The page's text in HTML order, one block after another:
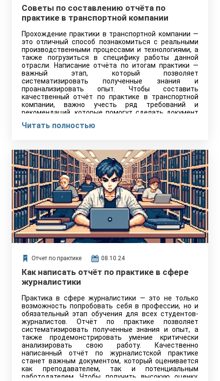
Советы по составлению отчёта по
практике в транспортной компании
Прохождение практики в транспортной компании —
это отличный способ познакомиться с реальными
производственными процессами и технологиями, а
также погрузиться в специфику работы данной
отрасли. Написание отчёта по итогам практики —
важный этап, который позволяет
систематизировать полученные знания и
проанализировать опыт. Чтобы составить
качественный отчёт по практике в транспортной
компании, важно учесть ряд требований и
рекомендаций, которые помогут сделать документ
Читать полностью
Отчет по практике 08.10.24
Как написать отчёт по практике в сфере
журналистики
Практика в сфере журналистики — это не только
возможность попробовать себя в профессии, но и
обязательный этап обучения для всех студентов-
журналистов. Отчёт по практике позволяет
систематизировать полученные знания и опыт, а
также продемонстрировать умение критически
анализировать свою работу. Качественно
написанный отчёт по журналистской практике
станет важным документом, который оценивается
как преподавателем, так и потенциальным
работодателем. Чтобы получить высокую оценку,